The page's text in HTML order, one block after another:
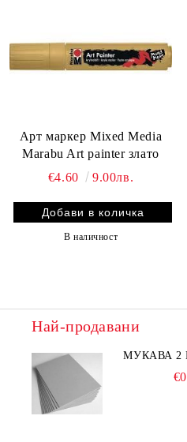
Арт маркер Mixed Media
Marabu Art painter злато
€4.60
9.00лв.
В наличност
Най-продавани
МУКАВА 2